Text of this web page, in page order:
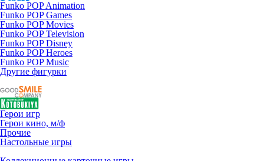
Funko POP Animation
Funko POP Games
Funko POP Movies
Funko POP Television
Funko POP Disney
Funko POP Heroes
Funko POP Music
Другие фигурки
Герои игр
Герои кино, м/ф
Прочие
Настольные игры